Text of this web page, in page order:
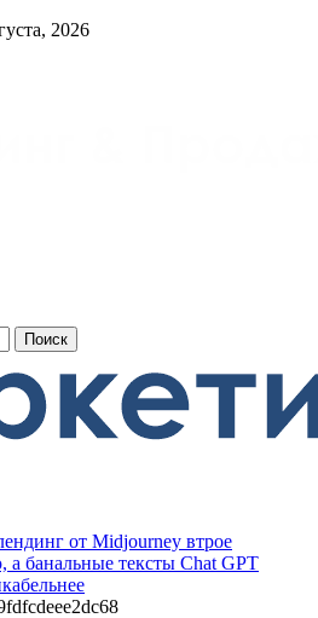
2026
от Midjourney втрое
банальные тексты Chat GPT